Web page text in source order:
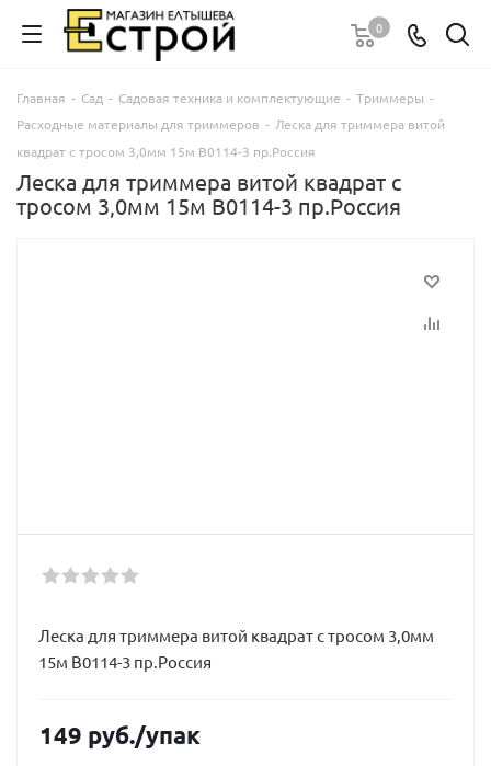
0
Главная - Сад - Садовая техника и комплектующие - Триммеры -
Расходные материалы для триммеров - Леска для триммера витой
квадрат с тросом 3,0мм 15м В0114-3 пр.Россия
Леска для триммера витой квадрат с
тросом 3,0мм 15м В0114-3 пр.Россия
Леска для триммера витой квадрат с тросом 3,0мм
15м В0114-3 пр.Россия
149 руб./упак